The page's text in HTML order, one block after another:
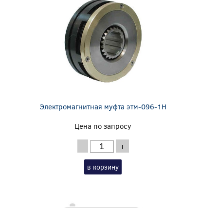
Электромагнитная муфта этм-096-1Н
Цена по запросу
- +
в корзину